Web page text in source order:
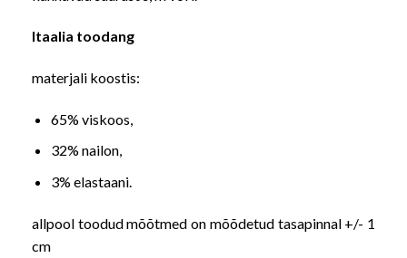
Itaalia toodang
materjali koostis:
65% viskoos,
32% nailon,
3% elastaani.
allpool toodud mõõtmed on mõõdetud tasapinnal +/- 1
cm